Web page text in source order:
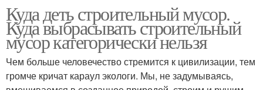
Куда деть строительный мусор.
Куда выбрасывать строительный
мусор категорически нельзя
Чем больше человечество стремится к цивилизации, тем
громче кричат караул экологи. Мы, не задумываясь,